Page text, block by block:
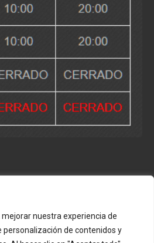
nuestra experiencia de
personalización de contenidos y